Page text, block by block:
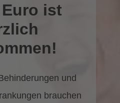
ist
und
brauchen